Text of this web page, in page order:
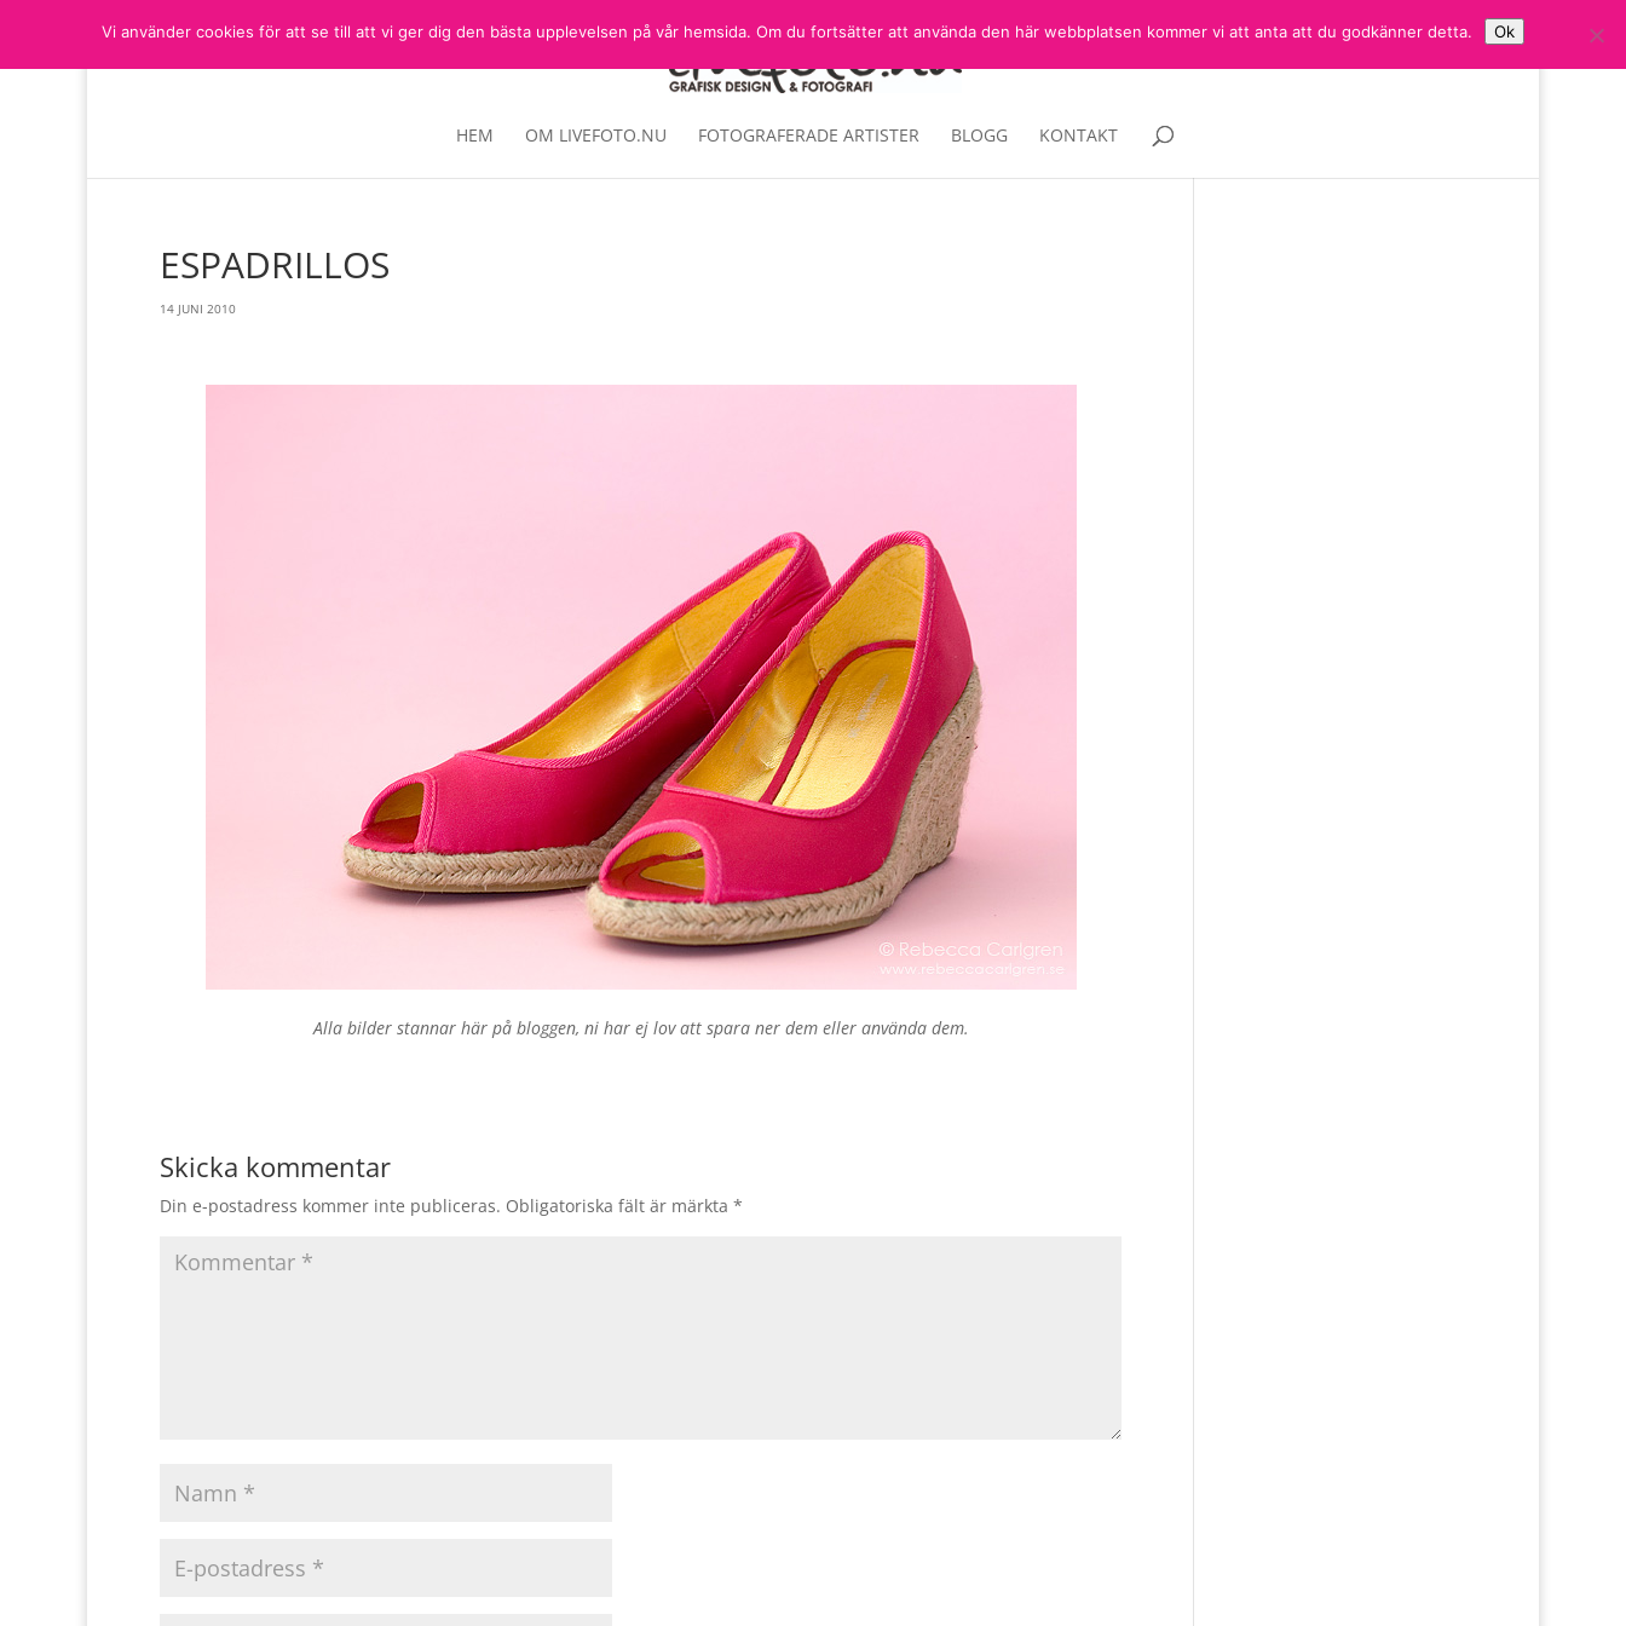
HEM OM LIVEFOTO.NU FOTOGRAFERADE ARTISTER BLOGG KONTAKT
ESPADRILLOS
14 JUNI 2010
Alla bilder stannar här på bloggen, ni har ej lov att spara ner dem eller använda dem.
Skicka kommentar
Din e-postadress kommer inte publiceras. Obligatoriska fält är märkta *
Vi använder cookies för att se till att vi ger dig den bästa upplevelsen på vår hemsida. Om du fortsätter att använda den här webbplatsen kommer vi att anta att du godkänner detta. Ok